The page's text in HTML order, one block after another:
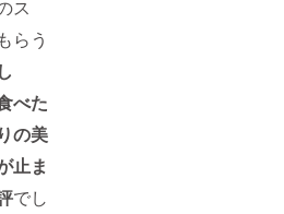
ス
らう
べた
の美
止ま
でし